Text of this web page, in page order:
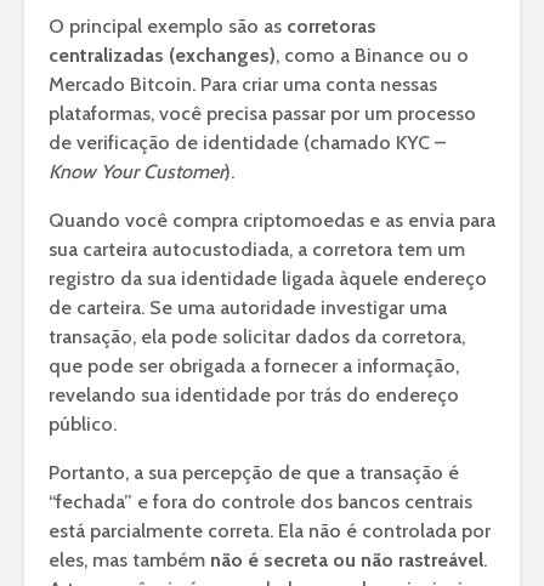
O principal exemplo são as corretoras
centralizadas (exchanges), como a Binance ou o
Mercado Bitcoin. Para criar uma conta nessas
plataformas, você precisa passar por um processo
de verificação de identidade (chamado KYC –
Know Your Customer).
Quando você compra criptomoedas e as envia para
sua carteira autocustodiada, a corretora tem um
registro da sua identidade ligada àquele endereço
de carteira. Se uma autoridade investigar uma
transação, ela pode solicitar dados da corretora,
que pode ser obrigada a fornecer a informação,
revelando sua identidade por trás do endereço
público.
Portanto, a sua percepção de que a transação é
“fechada” e fora do controle dos bancos centrais
está parcialmente correta. Ela não é controlada por
eles, mas também não é secreta ou não rastreável.